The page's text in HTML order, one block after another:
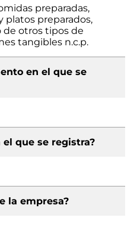
preparadas,
platos preparados,
otros tipos de
tangibles n.c.p.
en el que se
el que se registra?
la empresa?